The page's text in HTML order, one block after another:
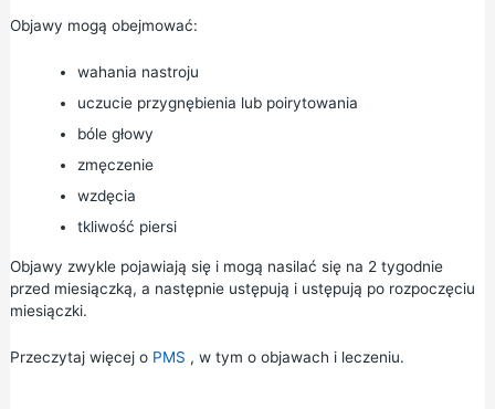
Objawy mogą obejmować:
wahania nastroju
uczucie przygnębienia lub poirytowania
bóle głowy
zmęczenie
wzdęcia
tkliwość piersi
Objawy zwykle pojawiają się i mogą nasilać się na 2 tygodnie
przed miesiączką, a następnie ustępują i ustępują po rozpoczęciu
miesiączki.
Przeczytaj więcej o PMS , w tym o objawach i leczeniu.